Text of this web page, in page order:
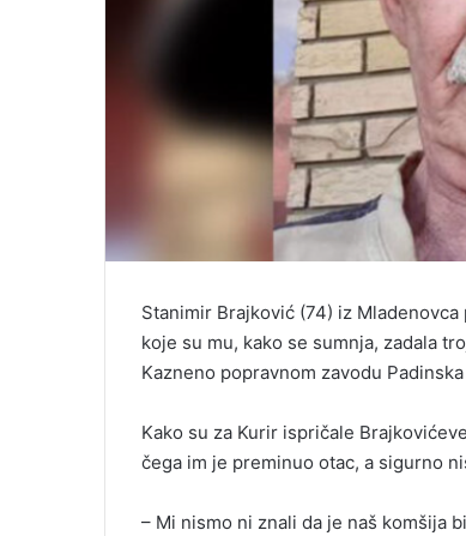
Stanimir Brajković (74) iz
koje su mu, kako se sumnja, zadala
Kazneno popravnom zavodu
Kako su za Kurir ispričale
čega im je preminuo otac, a sigurno
– Mi nismo ni znali da je naš komšija